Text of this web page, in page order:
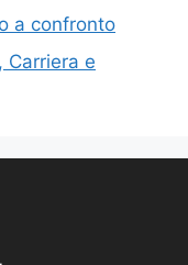
a confronto
Carriera e